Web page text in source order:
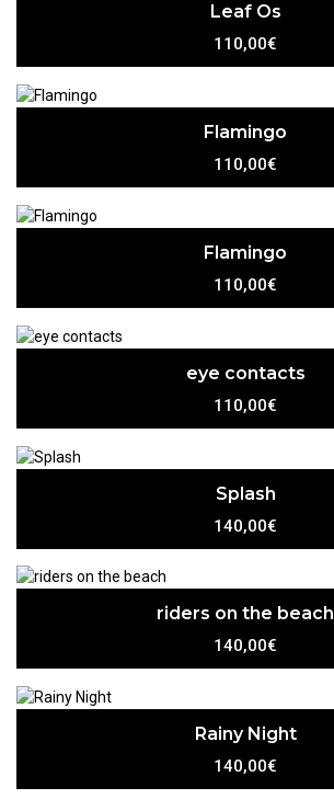
Leaf Os
110,00€
Flamingo
110,00€
Flamingo
110,00€
eye contacts
110,00€
Splash
140,00€
riders on the beach
140,00€
Rainy Night
140,00€